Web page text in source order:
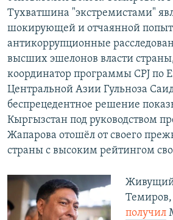
Тухватшина "экстремистами"
шокирующей и отчаянной
антикоррупционные
высших эшелонов власти
координатор программы CPJ по
Центральной Азии Гульноза
беспрецедентное решение
Кыргызстан под руководством
Жапарова отошёл от своего
страны с высоким рейтингом
Живущий
получил